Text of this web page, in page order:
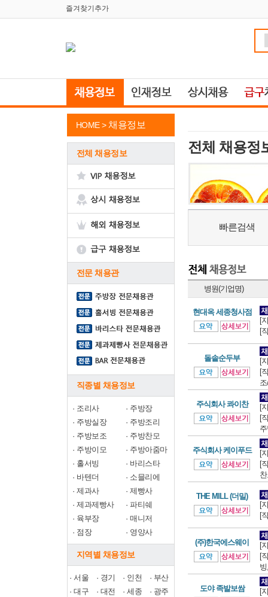
즐겨찾기추가
HOME > 채용정보
전체 채용정보
전문 채용관
직종별 채용정보
· 조리사 · 주방장
· 주방실장 · 주방조리
· 주방보조 · 주방찬모
· 주방이모 · 주방아줌마
· 홀서빙 · 바리스타
· 바텐더 · 소믈리에
·제과사 ·제빵사
·제과제빵사 ·파티쉐
· 육부장 ·매니저
· 점장 · 영양사
지역별 채용정보
· 서울 · 경기 · 인천 · 부산
· 대구 · 대전 · 세종 · 광주
전체 채용정
빠른검색
병원(기업명)
현대옥 세종청사점
[
[
돌솥순두부
[
[
주식회사 콰이찬
[
[
주식회사 케이푸드
[
[
THE MILL (더밀)
[
[
(주)한국에스웨이
[
[
도야 족발보쌈
[